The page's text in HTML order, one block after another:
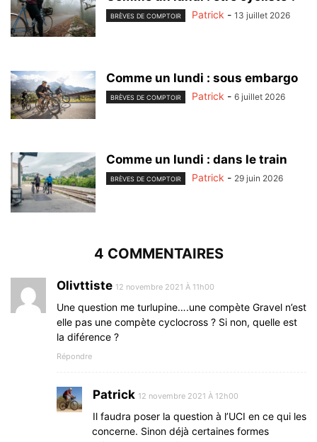
BRÈVES DE COMPTOIR Patrick - 13 juillet 2026
Comme un lundi : sous embargo
BRÈVES DE COMPTOIR Patrick - 6 juillet 2026
Comme un lundi : dans le train
BRÈVES DE COMPTOIR Patrick - 29 juin 2026
4 COMMENTAIRES
Olivttiste 12 novembre 2021 À 11h00
Une question me turlupine….une compète Gravel n’est
elle pas une compète cyclocross ? Si non, quelle est
la diférence ?
Répondre
Patrick 12 novembre 2021 À 12h00
Il faudra poser la question à l’UCI en ce qui les
concerne. Sinon déjà certaines formes